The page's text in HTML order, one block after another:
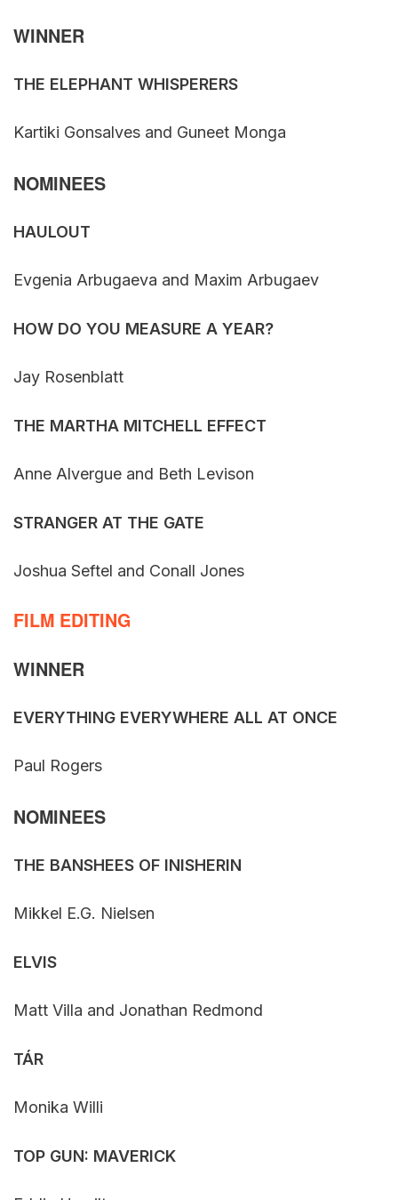
WINNER
THE ELEPHANT WHISPERERS
Kartiki Gonsalves and Guneet Monga
NOMINEES
HAULOUT
Evgenia Arbugaeva and Maxim Arbugaev
HOW DO YOU MEASURE A YEAR?
Jay Rosenblatt
THE MARTHA MITCHELL EFFECT
Anne Alvergue and Beth Levison
STRANGER AT THE GATE
Joshua Seftel and Conall Jones
FILM EDITING
WINNER
EVERYTHING EVERYWHERE ALL AT ONCE
Paul Rogers
NOMINEES
THE BANSHEES OF INISHERIN
Mikkel E.G. Nielsen
ELVIS
Matt Villa and Jonathan Redmond
TÁR
Monika Willi
TOP GUN: MAVERICK